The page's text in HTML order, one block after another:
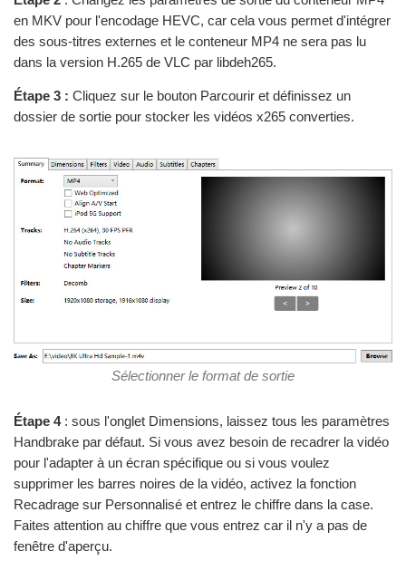
en MKV pour l'encodage HEVC, car cela vous permet d'intégrer
des sous-titres externes et le conteneur MP4 ne sera pas lu
dans la version H.265 de VLC par libdeh265.
Étape 3 : Cliquez sur le bouton Parcourir et définissez un
dossier de sortie pour stocker les vidéos x265 converties.
Sélectionner le format de sortie
Étape 4 : sous l'onglet Dimensions, laissez tous les paramètres
Handbrake par défaut. Si vous avez besoin de recadrer la vidéo
pour l'adapter à un écran spécifique ou si vous voulez
supprimer les barres noires de la vidéo, activez la fonction
Recadrage sur Personnalisé et entrez le chiffre dans la case.
Faites attention au chiffre que vous entrez car il n'y a pas de
fenêtre d'aperçu.